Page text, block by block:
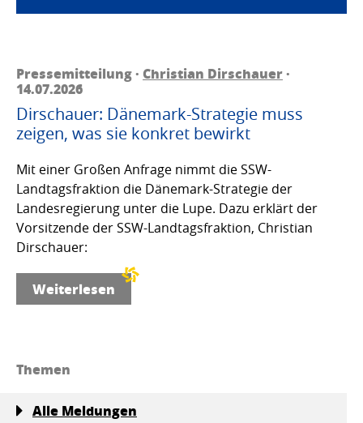
Pressemitteilung · Christian Dirschauer·
14.07.2026
Dirschauer: Dänemark-Strategie muss
zeigen, was sie konkret bewirkt
Mit einer Großen Anfrage nimmt die SSW-
Landtagsfraktion die Dänemark-Strategie der
Landesregierung unter die Lupe. Dazu erklärt der
Vorsitzende der SSW-Landtagsfraktion, Christian
Dirschauer:
Weiterlesen
Themen
Alle Meldungen